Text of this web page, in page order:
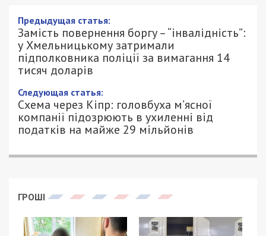
Замість повернення боргу –
“інвалідність”: у Хмельницькому
затримали підполковника поліції за
вимагання 14 тисяч доларів
5/08/2025 - 14:00
ПЕТРО ЩУКІН - СПЕЦИАЛЬНО ДЛЯ
49000.COM.UA